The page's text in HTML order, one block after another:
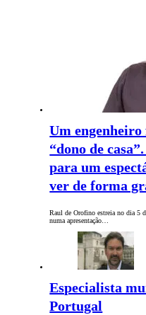
Um
“dono de
para um
ver de forma
Raul de Orofino estreia no dia 5
numa apresentação…
Especialista
Portugal